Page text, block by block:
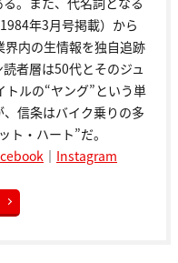
年3月号掲載）から
内の生情報を独自追跡
者層は50代とそのジュ
ルの“ヤング”という単
信条はバイク乗りの多
ト・ハート”だ。
｜ Instagram